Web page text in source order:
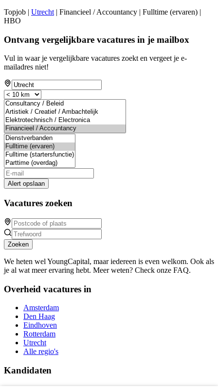
Topjob | Utrecht | Financieel / Accountancy | Fulltime (ervaren) |
HBO
Ontvang vergelijkbare vacatures in je mailbox
Vul in waar je vergelijkbare vacatures zoekt en vergeet je e-
mailadres niet!
Alert opslaan
Vacatures zoeken
Zoeken
We heten wel YoungCapital, maar iedereen is even welkom. Ook als
je al wat meer ervaring hebt. Meer weten? Check onze FAQ.
Overheid vacatures in
Amsterdam
Den Haag
Eindhoven
Rotterdam
Utrecht
Alle regio's
Kandidaten